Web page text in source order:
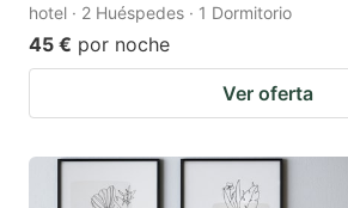
hotel · 2 Huéspedes · 1 Dormitorio
45 € por noche
Ver oferta